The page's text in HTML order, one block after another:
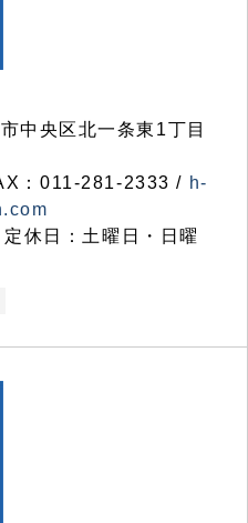
中央区北一条東1丁目
：011-281-2333 / h-
休日：土曜日・日曜